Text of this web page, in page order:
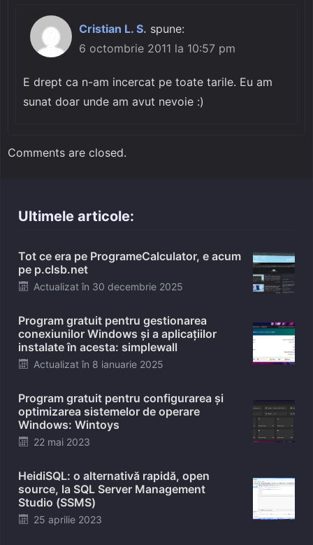
Cristian L. S. spune:
6 octombrie 2011 la 10:57 pm
E drept ca n-am incercat pe toate tarile. Eu am
sunat doar unde am avut nevoie :)
Comments are closed.
Ultimele articole:
Tot ce era pe ProgrameCalculator, e acum
pe p.clsb.net
Posted
Actualizat în 30 decembrie 2025
Program gratuit pentru gestionarea
conexiunilor Windows și a aplicațiilor
instalate în acesta: simplewall
Posted
Actualizat în 8 ianuarie 2025
Program gratuit pentru configurarea și
optimizarea sistemelor de operare
Windows: Wintoys
Posted
22 mai 2023
HeidiSQL: o alternativă rapidă, open
source, la SQL Server Management
Studio (SSMS)
Posted
25 aprilie 2023